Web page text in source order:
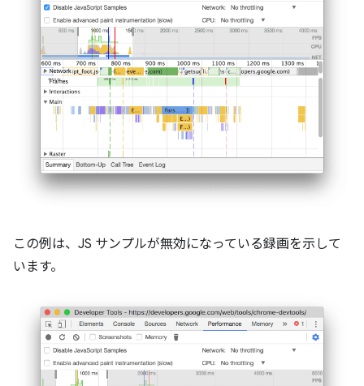
この例は、JS サンプルが無効になっている録画を示して
います。